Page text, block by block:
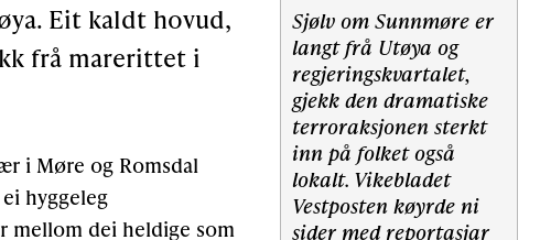
Eit kaldt hovud,
frå marerittet i
i Møre og Romsdal
hyggeleg
mellom dei heldige som
Sjølv om Sunnmøre er
langt frå Utøya og
regjeringskvartalet,
gjekk den dramatiske
terroraksjonen sterkt
inn på folket også
lokalt. Vikebladet
Vestposten køyrde ni
sider med reportasjar